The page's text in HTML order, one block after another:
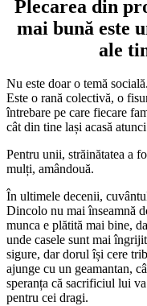
Plecarea din
mai bună este
ale
Nu este doar o temă
Este o rană colectivă, o
întrebare pe care fiecare
cât din tine lași acasă
Pentru unii, străinătatea a
mulți, amândouă.
În ultimele decenii,
Dincolo nu mai înseamnă
munca e plătită mai bine,
unde casele sunt mai
sigure, dar dorul își cere
ajunge cu un geamantan,
speranța că sacrificiul lui
pentru cei dragi.